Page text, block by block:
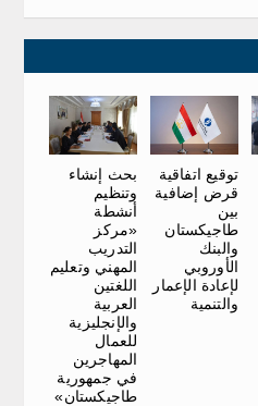
توقيع اتفاقية
قرض إضافية
بين
طاجيكستان
والبنك
الأوروبي
لإعادة الإعمار
والتنمية
بحث إنشاء
وتنظيم
أنشطة
«مركز
التدريب
المهني وتعليم
اللغتين
العربية
والإنجليزية
للعمال
المهاجرين
في جمهورية
طاجيكستان»